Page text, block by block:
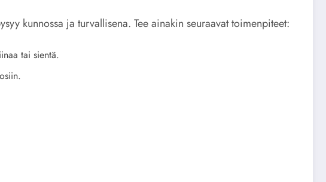
kunnossa ja turvallisena. Tee ainakin seuraavat toimenpiteet:
tai sientä.